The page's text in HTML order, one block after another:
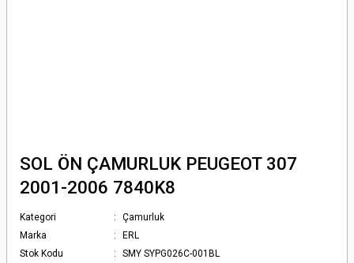
SOL ÖN ÇAMURLUK PEUGEOT 307
2001-2006 7840K8
Kategori
Çamurluk
Marka
ERL
Stok Kodu
SMY SYPG026C-001BL